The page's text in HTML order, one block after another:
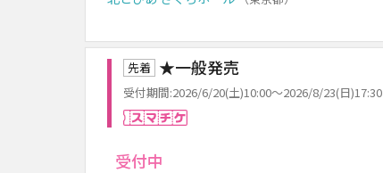
先着 ★一般発売
受付期間:2026/6/20(土)10:00～2026/8/23(日)17:30
受付中